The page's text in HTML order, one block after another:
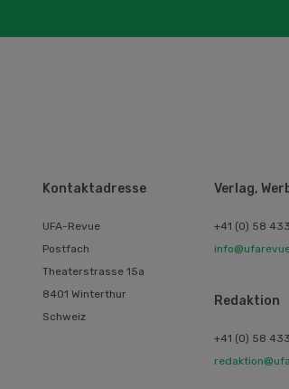
Kontaktadresse
UFA-Revue
Postfach
Theaterstrasse 15a
8401 Winterthur
Schweiz
Verlag,
+41 (0) 58
Redaktion
+41 (0) 58